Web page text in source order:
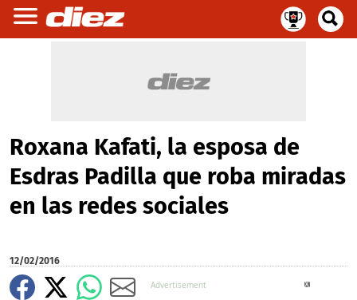
Roxana Kafati, la esposa de
Esdras Padilla que roba miradas
en las redes sociales
12/02/2016
X